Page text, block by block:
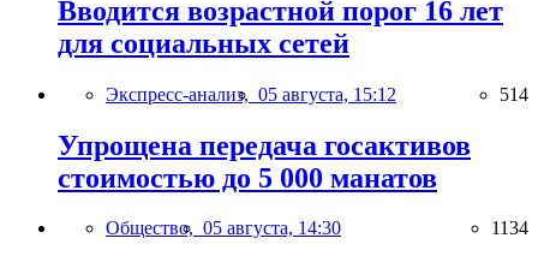
Вводится возрастной порог 16 лет
для социальных сетей
Экспресс-анализ, 05 августа, 15:12 514
Упрощена передача госактивов
стоимостью до 5 000 манатов
Общество, 05 августа, 14:30 1134